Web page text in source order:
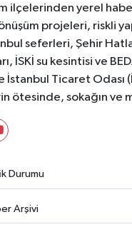
ilçelerinden yerel
projeleri, riskli
seferleri, Şehir
su kesintisi ve
Ticaret Odası
sokağın ve
Durumu
Arşivi